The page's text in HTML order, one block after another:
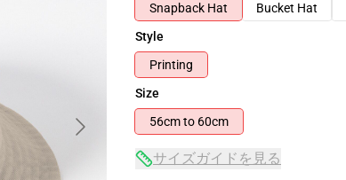
Snapback Hat
Bucket Hat
Style
Printing
Size
56cm to 60cm
サイズガイドを見る